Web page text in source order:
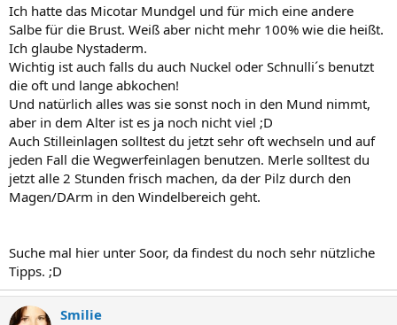
Ich hatte das Micotar Mundgel und für mich eine andere
Salbe für die Brust. Weiß aber nicht mehr 100% wie die heißt.
Ich glaube Nystaderm.
Wichtig ist auch falls du auch Nuckel oder Schnulli´s benutzt
die oft und lange abkochen!
Und natürlich alles was sie sonst noch in den Mund nimmt,
aber in dem Alter ist es ja noch nicht viel ;D
Auch Stilleinlagen solltest du jetzt sehr oft wechseln und auf
jeden Fall die Wegwerfeinlagen benutzen. Merle solltest du
jetzt alle 2 Stunden frisch machen, da der Pilz durch den
Magen/DArm in den Windelbereich geht.
Suche mal hier unter Soor, da findest du noch sehr nützliche
Tipps. ;D
Smilie